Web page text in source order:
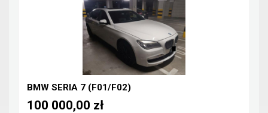
BMW SERIA 7 (F01/F02)
100 000,00 zł